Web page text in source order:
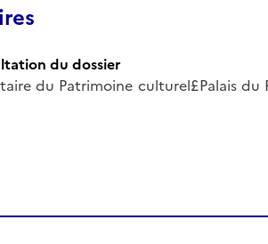
du dossier
du Patrimoine culturel£Palais